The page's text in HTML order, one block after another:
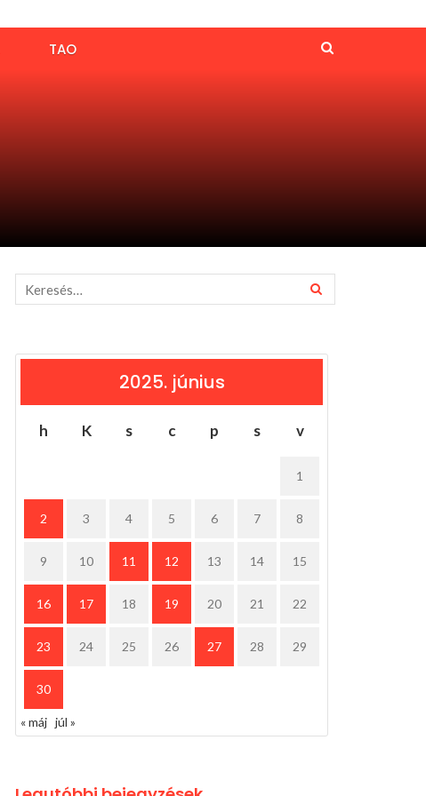
TAO
2025. június
h K s c p s v
1
2 3 4 5 6 7 8
9 10 11 12 13 14 15
16 17 18 19 20 21 22
23 24 25 26 27 28 29
30
« máj júl »